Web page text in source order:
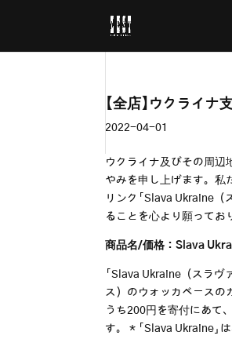
【全店】ウクライ
2022-04-01
ウクライナ及びその周辺
やみを申し上げます。私
リンク「Slava Ukraine
ることを心より願ってお
商品名/価格：Slava
「Slava Ukraine（スラ
ス）のウォッカベースの
うち200円を寄付にあて
す。＊「Slava Ukraine」